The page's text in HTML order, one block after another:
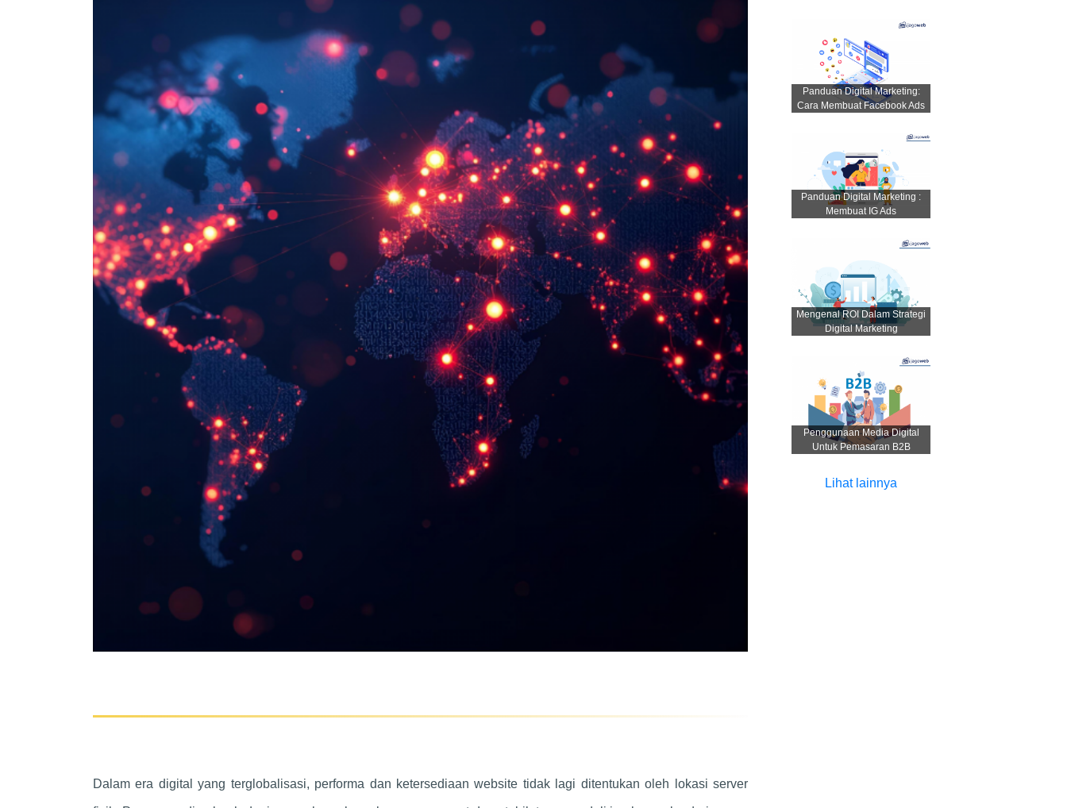
Dalam era digital yang terglobalisasi, performa dan ketersediaan website tidak lagi ditentukan oleh lokasi server
Panduan Digital Marketing:
Cara Membuat Facebook Ads
Panduan Digital Marketing :
Membuat IG Ads
Mengenal ROI Dalam Strategi
Digital Marketing
Penggunaan Media Digital
Untuk Pemasaran B2B
Lihat lainnya